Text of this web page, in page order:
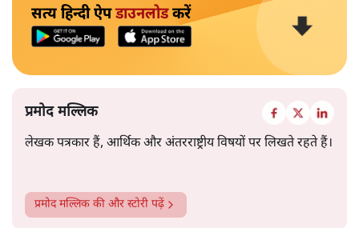
सत्य हिन्दी ऐपडाउनलोडकरें
प्रमोद मल्लिक
लेखक पत्रकार हैं, आर्थिक और अंतरराष्ट्रीय विषयों पर लिखते रहते हैं।
प्रमोद मल्लिक की और स्टोरी पढ़ें